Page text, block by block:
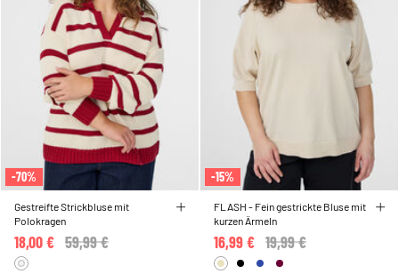
-70%
Gestreifte Strickbluse mit
Polokragen
Price reduced from
59,99 €
18,00 €
-15%
FLASH - Fein gestrickte Bluse mit
kurzen Ärmeln
Price reduced from
19,99 €
16,99 €